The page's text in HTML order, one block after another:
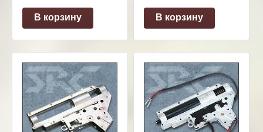
В корзину В корзину